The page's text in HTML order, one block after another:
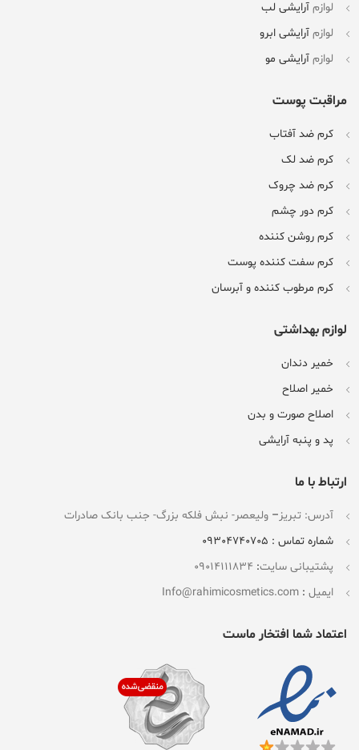
لوازم آرایشی لب
لوازم آرایشی ابرو
لوازم آرایشی مو
مراقبت پوست
کرم ضد آفتاب
کرم ضد لک
کرم ضد چروک
کرم دور چشم
کرم روشن کننده
کرم سفت کننده پوست
کرم مرطوب کننده و آبرسان
لوازم بهداشتی
خمیر دندان
خمیر اصلاح
اصلاح صورت و بدن
پد و پنبه آرایشی
ارتباط با ما
آدرس: تبریز– ولیعصر- نبش فلکه بزرگ- جنب بانک صادرات
شماره تماس : 09304740705
پشتیبانی سایت:
ایمیل :
اعتماد شما افتخار ماست